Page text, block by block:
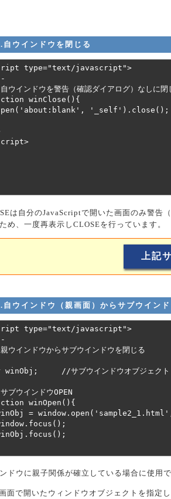
自ウインドウを閉じる
は自分のJavaScriptで開いた画面のみ警告
め、一度再表示しCLOSEを行っています。
自ウインドウ（親画面）からサブウイン
ドウに親子関係が確立している場合に使用
面で開いたウィンドウオブジェクトを指定し